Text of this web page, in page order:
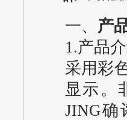
一、 产
1.产品
采用彩
显示。
JING确